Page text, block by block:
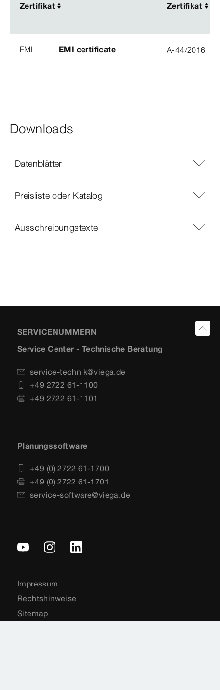
Zertifikat Zertifikat
Zertifikat Zertifikat
EMI EMI certificate A-44/2016
Downloads
Datenblätter
Preisliste oder Katalog
Ausschreibungstexte
SERVICENUMMERN
Service Center - Technische Beratung
service-technik@viega.de
+49 2722 61-1100
+49 2722 61-1101
Planungssoftware
+49 (0) 2722 61-1700
+49 (0) 2722 61-1701
service-software@viega.de
Impressum
Rechtshinweise
Sitemap